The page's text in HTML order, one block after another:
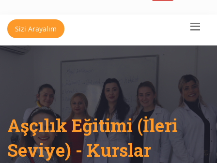
Sizi Arayalım
Aşçılık Eğitimi (İleri
Seviye) - Kurslar